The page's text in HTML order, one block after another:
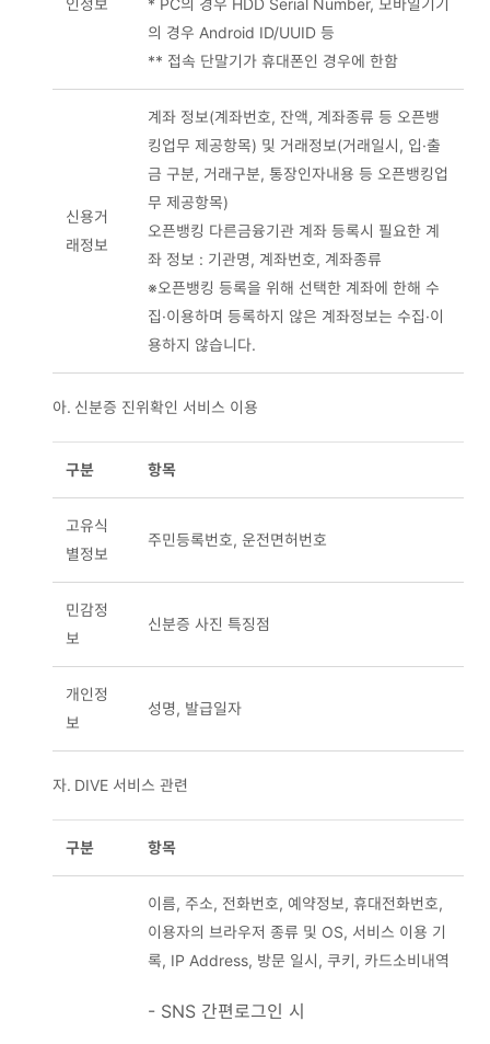
인정보
* PC의 경우 HDD Serial Number, 모바일기기
의 경우 Android ID/UUID 등
** 접속 단말기가 휴대폰인 경우에 한함
신용거
래정보
계좌 정보(계좌번호, 잔액, 계좌종류 등 오픈뱅
킹업무 제공항목) 및 거래정보(거래일시, 입·출
금 구분, 거래구분, 통장인자내용 등 오픈뱅킹업
무 제공항목)
오픈뱅킹 다른금융기관 계좌 등록시 필요한 계
좌 정보 : 기관명, 계좌번호, 계좌종류
※오픈뱅킹 등록을 위해 선택한 계좌에 한해 수
집·이용하며 등록하지 않은 계좌정보는 수집·이
용하지 않습니다.
아. 신분증 진위확인 서비스 이용
구분 항목
고유식
별정보
주민등록번호, 운전면허번호
민감정
보
신분증 사진 특징점
개인정
보
성명, 발급일자
자. DIVE 서비스 관련
구분 항목
이름, 주소, 전화번호, 예약정보, 휴대전화번호,
이용자의 브라우저 종류 및 OS, 서비스 이용 기
록, IP Address, 방문 일시, 쿠키, 카드소비내역
- SNS 간편로그인 시